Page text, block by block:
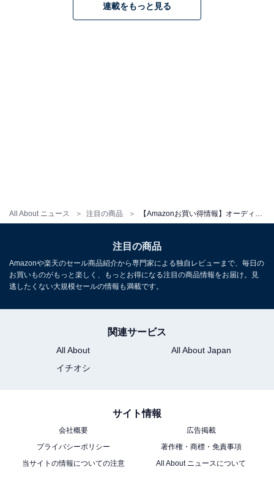
All About ニュース 注目の商品
オーディオテクニカ「ATH-SQ1TW2NC BK(E)」
オーディオテクニカ「ATH-TWX9MK2 BK(E)」
セリング ワイヤレスイヤホン Bluetooth 完全ワイヤレス
ド IPX4 防滴性能 aptX adaptive AAC ブラック オリジナ
連載をもっと見る
注目の商品
Amazonや楽天のセール商品紹介から専門家による独自レビューまで、毎日の
お買いものがもっと楽しく、もっとお得になる注目の商品情報をお届け。見
逃したくない大規模セールの情報も満載です。
関連サービス
All About
All About Japan
イチオシ
サイト情報
会社概要
広告掲載
プライバシーポリシー
著作権・商標・免責事項
当サイトの情報についての注意
All About ニュースについて